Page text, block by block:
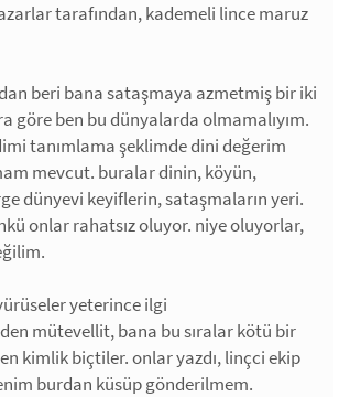
tarafından, kademeli lince maruz
beri bana sataşmaya azmetmiş bir iki
göre ben bu dünyalarda olmamalıyım.
tanımlama şeklimde dini değerim
mevcut. buralar dinin, köyün,
dünyevi keyiflerin, sataşmaların yeri.
onlar rahatsız oluyor. niye oluyorlar,
yeterince ilgi
mütevellit, bana bu sıralar kötü bir
kimlik biçtiler. onlar yazdı, linçci ekip
burdan küsüp gönderilmem.